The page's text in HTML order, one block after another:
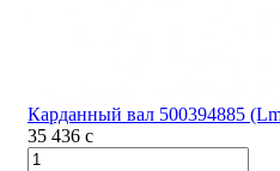
Карданный вал 500394885
35 436 c